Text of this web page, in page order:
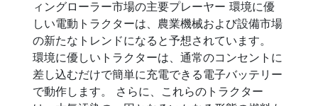
ィングローラー市場の主要プレーヤー 環境に優
しい電動トラクターは、農業機械および設備市場
の新たなトレンドになると予想されています。
環境に優しいトラクターは、通常のコンセントに
差し込むだけで簡単に充電できる電子バッテリー
で動作します。 さらに、これらのトラクター